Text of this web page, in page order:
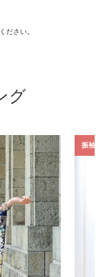
ださい。
グ
振袖人